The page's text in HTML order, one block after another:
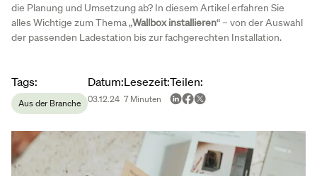
die Planung und Umsetzung ab? In diesem Artikel erfahren Sie
alles Wichtige zum Thema „Wallbox installieren“ – von der Auswahl
der passenden Ladestation bis zur fachgerechten Installation.
Article metadata
Tags:
Aus der Branche
Datum:
03.12.24
Lesezeit:
7 Minuten
Teilen: